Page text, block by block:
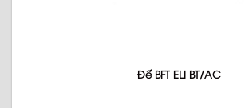
Đế BFT ELI BT/AC